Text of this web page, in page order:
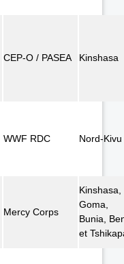
CEP-O / PASEA Kinshasa
WWF RDC Nord-Kivu
Mercy Corps
Kinshasa,
Goma,
Bunia,
et